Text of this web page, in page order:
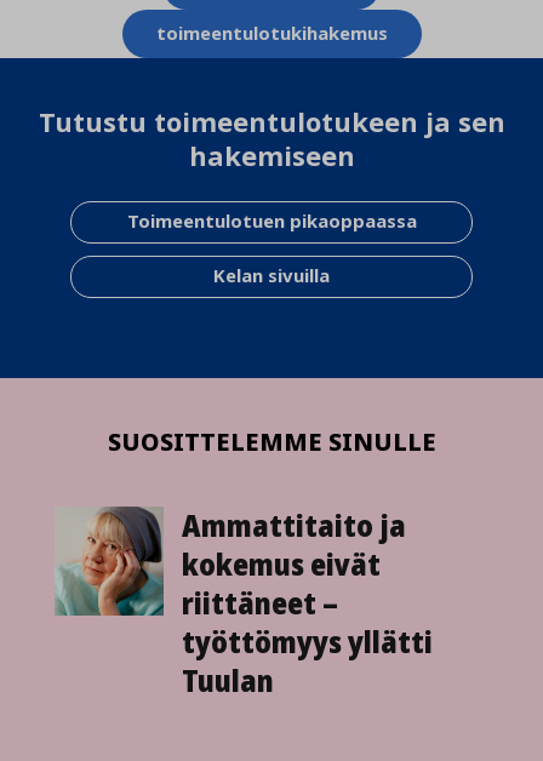
toimeentulotukihakemus
Tutustu toimeentulotukeen ja sen
hakemiseen
Toimeentulotuen pikaoppaassa
Kelan sivuilla
SUOSITTELEMME SINULLE
Ammattitaito ja
kokemus eivät
riittäneet –
työttömyys yllätti
Tuulan